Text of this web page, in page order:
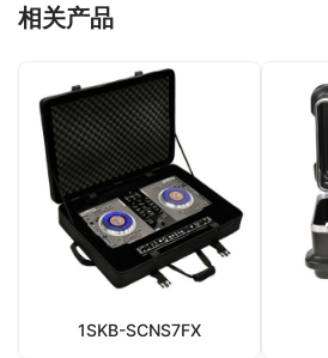
相关产品
1SKB-SCNS7FX